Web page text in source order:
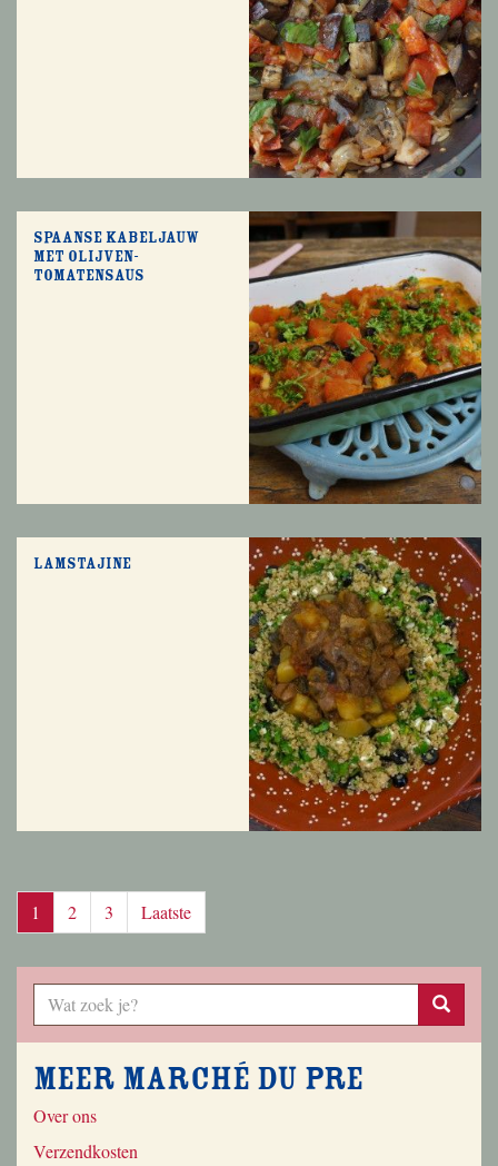
Spaanse kabeljauw
met olijven-
tomatensaus
Lamstajine
1 2 3 Laatste
Meer Marché du Pre
Over ons
Verzendkosten